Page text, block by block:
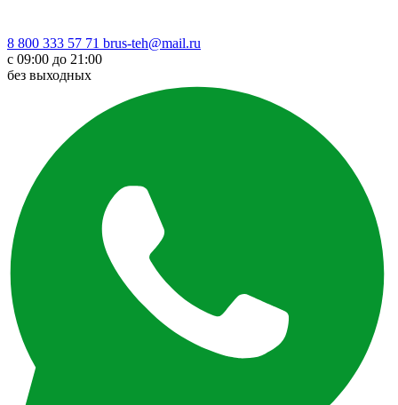
8 800 333 57 71 brus-teh@mail.ru
с 09:00 до 21:00
без выходных